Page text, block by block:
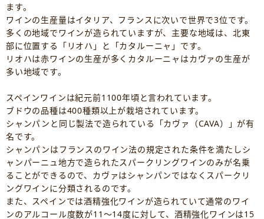
ます。
ワインの生産量はイタリア、フランスに次いで世界で3位です。
多くの地域でワインが造られていますが、主要な地域は、北東
部に位置する「リオハ」と「カタルーニャ」です。
リオハは赤ワインの生産が多くカタルーニャはカヴァの生産が
多い地域です。
スペインワインは紀元前1100年頃と言われています。
ブドウの品種は400種類以上が栽培されています。
シャンパンと同じ製法で造られている「カヴァ（CAVA）」が有
名です。
シャンパンはフランスのワイン法の規定された条件を満たしシ
ャンパーニュ地方で造られたスパークリングワインのみが名乗
ることができるので、カヴァはシャンパンではなくスパークリ
ングワインに分類されるのです。
また、スペインでは酒精強化ワインが造られていて通常のワイ
ンのアルコール度数が11～14度に対して、酒精強化ワインは15